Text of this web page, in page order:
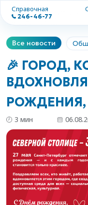
Справочная
246-46-77
Все новости
🎉 ГОРОД,
РОЖДЕНИЯ,
3 мин